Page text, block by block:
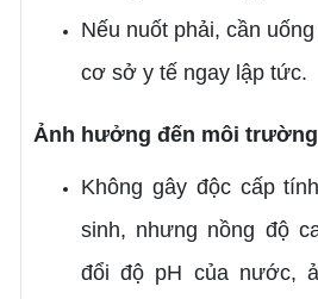
Nếu nuốt phải, cần
cơ sở y tế ngay lập tức.
Ảnh hưởng đến môi
Không gây độc cấp
sinh, nhưng nồng độ
đổi độ pH của nước,